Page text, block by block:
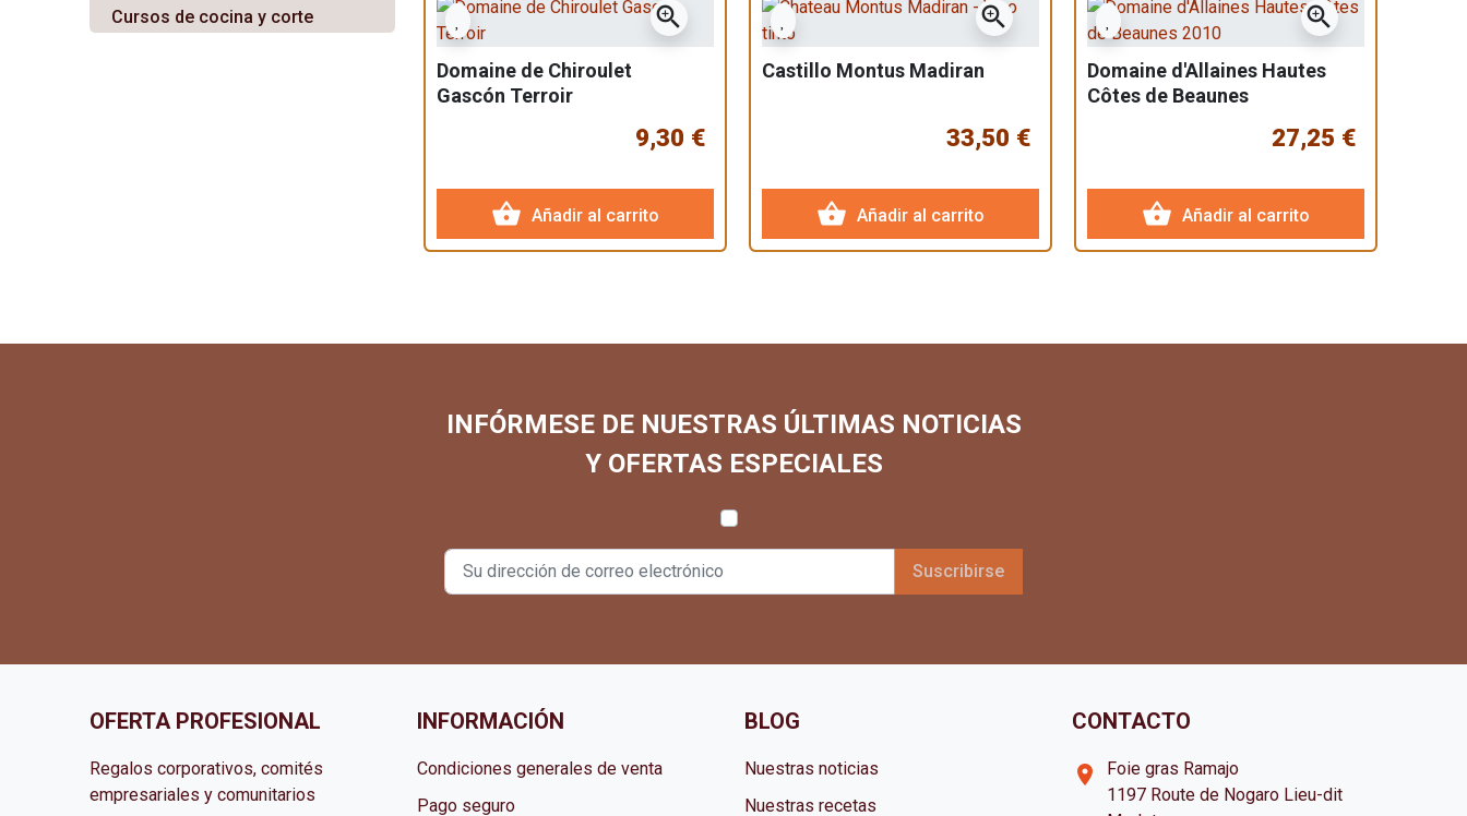
Cursos de cocina y corte
zoom_in
Domaine de Chiroulet
Gascón Terroir
9,30 €
shopping_basket Añadir al carrito
zoom_in
Castillo Montus Madiran
33,50 €
shopping_basket Añadir al carrito
zoom_in
Domaine d'Allaines Hautes
Côtes de Beaunes
27,25 €
shopping_basket Añadir al carrito
INFÓRMESE DE NUESTRAS ÚLTIMAS NOTICIAS
Y OFERTAS ESPECIALES
OFERTA PROFESIONAL
Regalos corporativos, comités
empresariales y comunitarios
INFORMACIÓN
Condiciones generales de venta
Pago seguro
BLOG
Nuestras noticias
Nuestras recetas
CONTACTO
room
Foie gras Ramajo
1197 Route de Nogaro Lieu-dit